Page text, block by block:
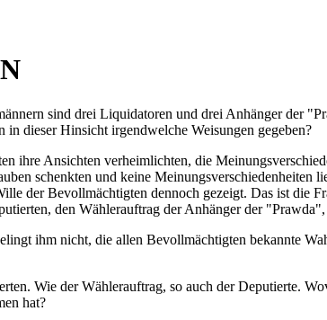
sind drei Liquidatoren und drei Anhänger der
dieser Hinsicht irgendwelche Weisungen gegeben?
ihre Ansichten verheimlichten, die
schenkten und keine Meinungsverschiedenheiten
der Bevollmächtigten dennoch gezeigt. Das ist die
den Wählerauftrag der Anhänger der "Prawda",
ihm nicht, die allen Bevollmächtigten bekannte
Wie der Wählerauftrag, so auch der Deputierte.
hat?